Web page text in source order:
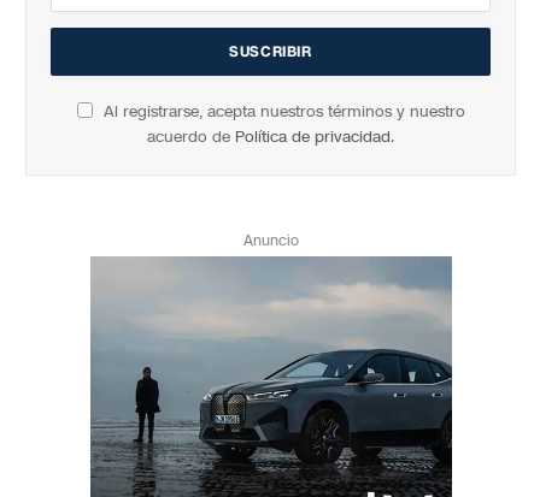
Al registrarse, acepta nuestros términos y nuestro
acuerdo de Política de privacidad.
Anuncio